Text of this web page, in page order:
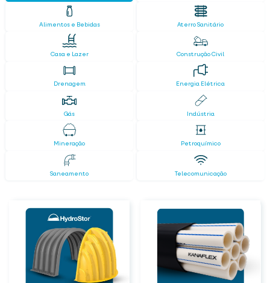
Alimentos e Bebidas Aterro Sanitário
Casa e Lazer Construção Civil
Drenagem Energia Elétrica
Gás Indústria
Mineração Petroquímico
Saneamento Telecomunicação